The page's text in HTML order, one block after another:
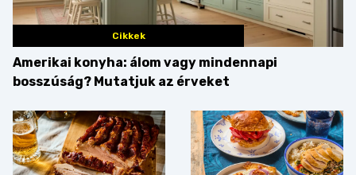
Cikkek
Amerikai konyha: álom vagy mindennapi
bosszúság? Mutatjuk az érveket